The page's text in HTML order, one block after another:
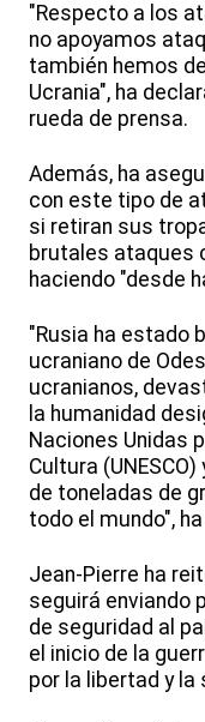
"Respecto a los
no apoyamos
también hemos
Ucrania", ha
rueda de prensa.
Además, ha
con este tipo de
si retiran sus
brutales ataques
haciendo "desde
"Rusia ha estado
ucraniano de
ucranianos,
la humanidad
Naciones Unidas
Cultura
de toneladas de
todo el mundo",
Jean-Pierre ha
seguirá enviando
de seguridad al
el inicio de la
por la libertad y la